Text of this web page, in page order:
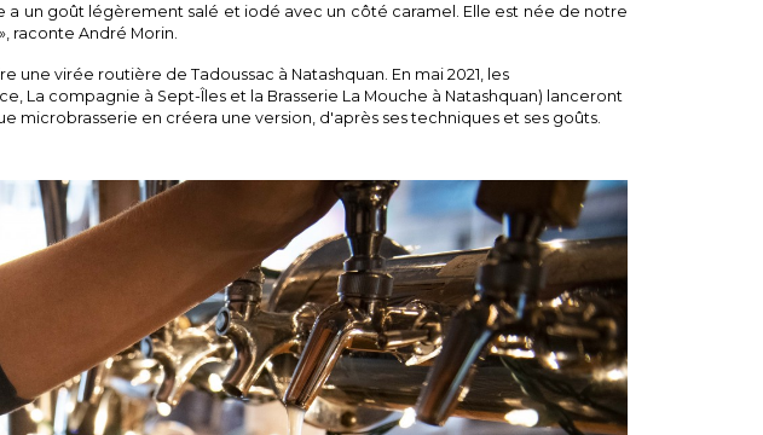
un goût légèrement salé et iodé avec un côté caramel. Elle est née de notre
raconte André Morin.
une virée routière de Tadoussac à Natashquan. En mai 2021, les
La compagnie à Sept-Îles et la Brasserie La Mouche à Natashquan) lanceront
microbrasserie en créera une version, d'après ses techniques et ses goûts.
Côte-Nord - Microbrasserie St-PancraceYoutube :Podcast Le Goût de la Côte-Nord
Apple Itune: Podcast Le Goût de la Côte-Nord - Microbrasserie St-Pancrace